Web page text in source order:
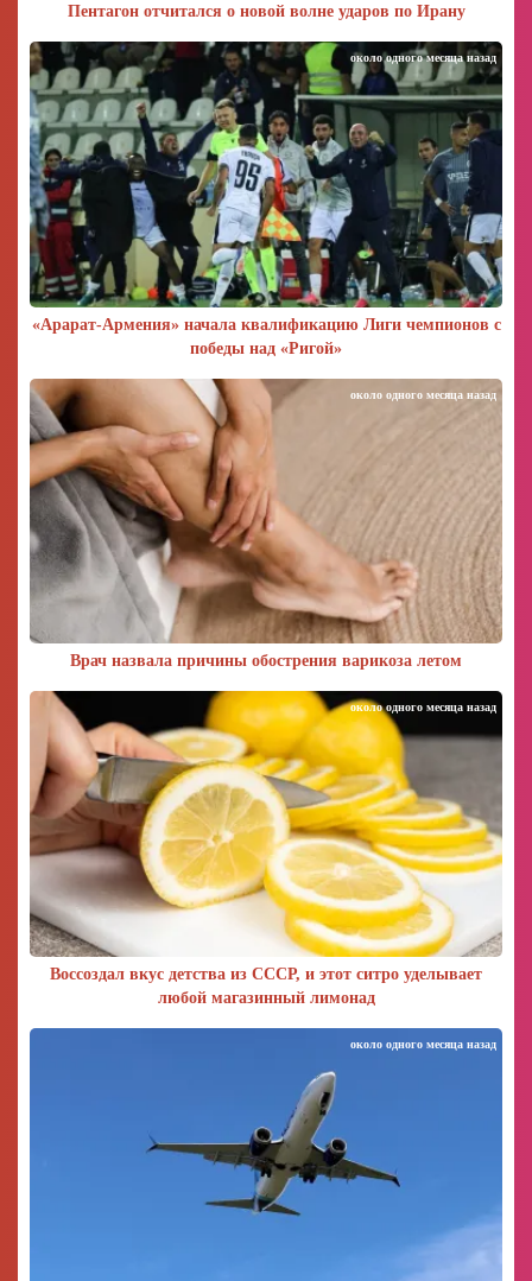
Пентагон отчитался о новой волне ударов по Ирану
«Арарат‑Армения» начала квалификацию Лиги чемпионов с
победы над «Ригой»
около одного месяца назад
Врач назвала причины обострения варикоза летом
около одного месяца назад
Воссоздал вкус детства из СССР, и этот ситро уделывает
любой магазинный лимонад
около одного месяца назад
около одного месяца назад